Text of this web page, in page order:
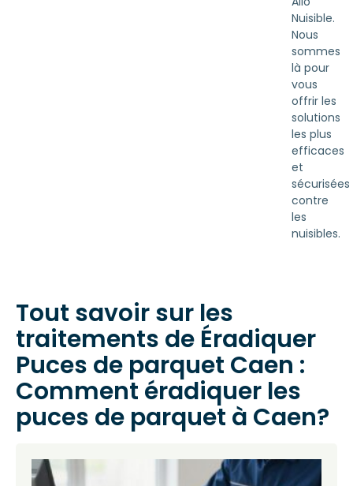
Nuisible.
Nous
sommes
là pour
vous
offrir les
solutions
les plus
efficaces
et
sécurisées
contre
les
nuisibles.
Tout savoir sur les
traitements de Éradiquer
Puces de parquet Caen :
Comment éradiquer les
puces de parquet à Caen?